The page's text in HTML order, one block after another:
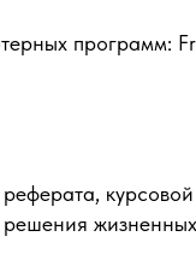
программ:
решения